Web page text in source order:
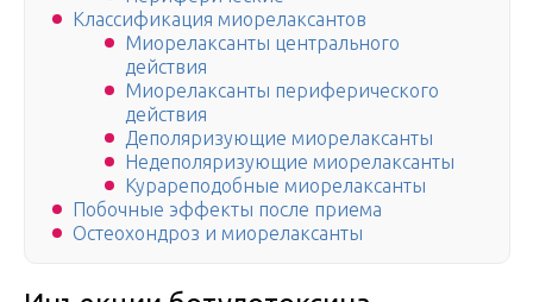
Классификация миорелаксантов
Миорелаксанты центрального
действия
Миорелаксанты периферического
действия
Деполяризующие миорелаксанты
Недеполяризующие миорелаксанты
Курареподобные миорелаксанты
Побочные эффекты после приема
Остеохондроз и миорелаксанты